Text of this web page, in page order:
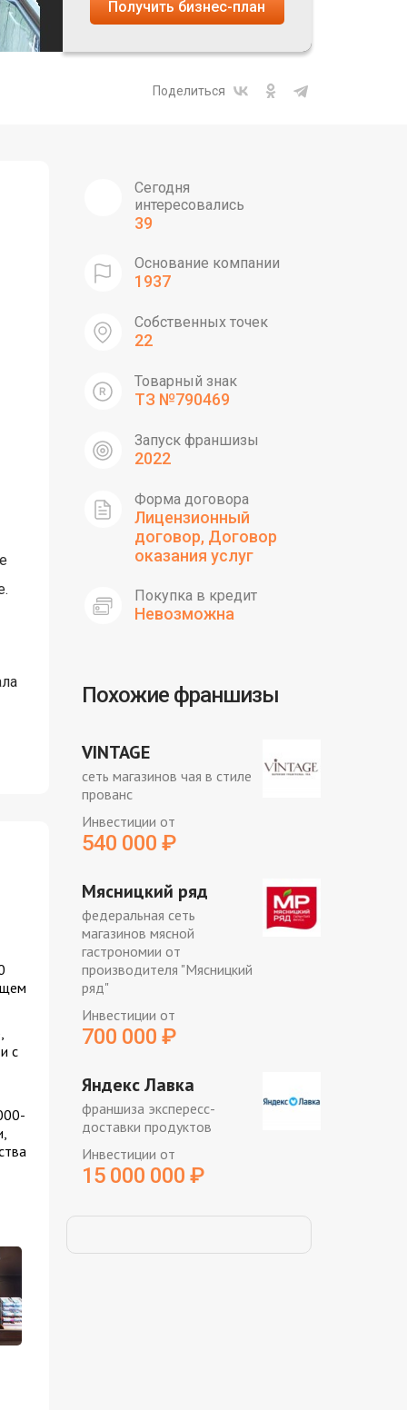
Получить бизнес-план
Поделиться
с
Сегодня
интересовались
39
Основание компании
1937
Собственных точек
22
Товарный знак
ТЗ №790469
Запуск франшизы
2022
Форма договора
Лицензионный
договор, Договор
оказания услуг
Покупка в кредит
Невозможна
Похожие франшизы
VINTAGE
сеть магазинов чая в стиле
прованс
Инвестиции от
540 000 ₽
Мясницкий ряд
федеральная сеть
магазинов мясной
гастрономии от
производителя "Мясницкий
ряд"
Инвестиции от
700 000 ₽
Яндекс Лавка
франшиза экспересс-
доставки продуктов
Инвестиции от
15 000 000 ₽